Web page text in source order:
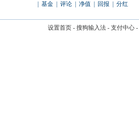
基金 评论 净值 回报 分红
设置首页- 搜狗输入法- 支付中心-